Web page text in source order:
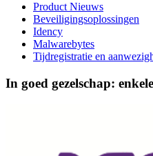
Product Nieuws
Beveiligingsoplossingen
Idency
Malwarebytes
Tijdregistratie en
In goed gezelschap: